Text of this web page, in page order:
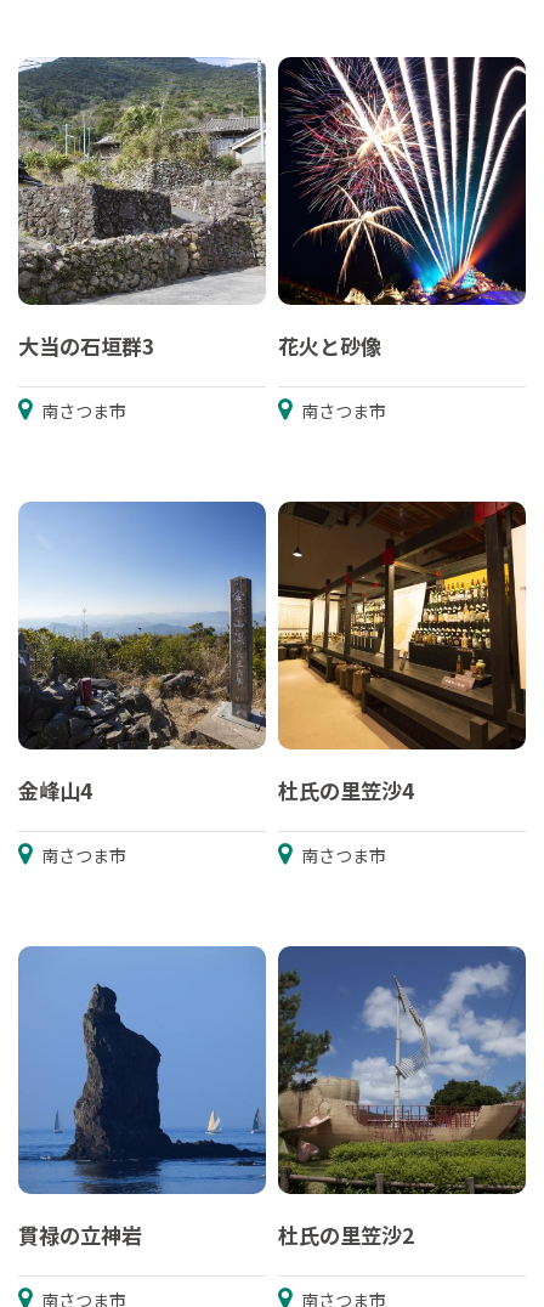
大当の石垣群3
南さつま市
花火と砂像
南さつま市
金峰山4
南さつま市
杜氏の里笠沙4
南さつま市
貫禄の立神岩
南さつま市
杜氏の里笠沙2
南さつま市